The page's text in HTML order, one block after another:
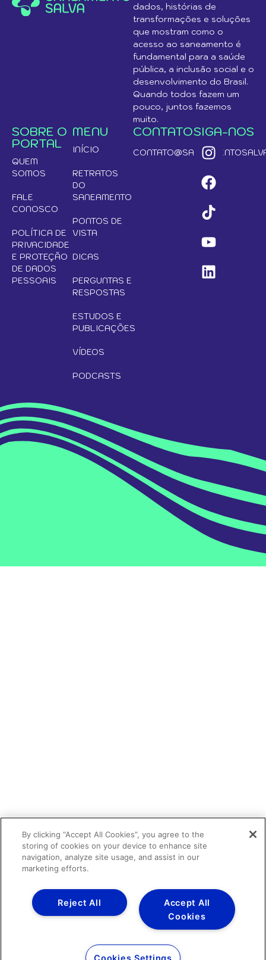
dados, histórias de
transformações e soluções
que mostram como o
acesso ao saneamento é
fundamental para a saúde
pública, a inclusão social e o
desenvolvimento do Brasil.
Quando todos fazem um
pouco, juntos fazemos
muito.
SOBRE O
PORTAL
QUEM
SOMOS
FALE
CONOSCO
POLÍTICA DE
PRIVACIDADE
E PROTEÇÃO
DE DADOS
PESSOAIS
MENU
INÍCIO
RETRATOS
DO
SANEAMENTO
PONTOS DE
VISTA
DICAS
PERGUNTAS E
RESPOSTAS
ESTUDOS E
PUBLICAÇÕES
VÍDEOS
PODCASTS
CONTATOSIGA-NOS
By clicking “Accept All Cookies”, you agree to the
storing of cookies on your device to enhance site
navigation, analyze site usage, and assist in our
marketing efforts.
Accept All
Cookies
Reject All
Cookies Settings